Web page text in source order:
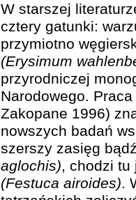
W starszej
cztery gatunki:
przymiotno
(Erysimum
przyrodniczej
Narodowego.
Zakopane 1996)
nowszych badań
szerszy zasięg
aglochis), chodzi tu
(Festuca airoides).